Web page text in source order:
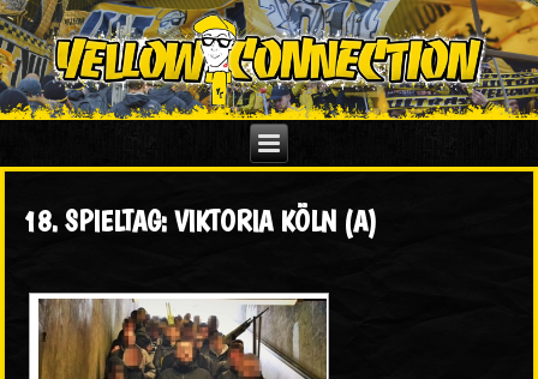
18. SPIELTAG: VIKTORIA KÖLN (A)